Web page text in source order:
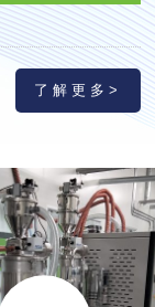
了解更多>